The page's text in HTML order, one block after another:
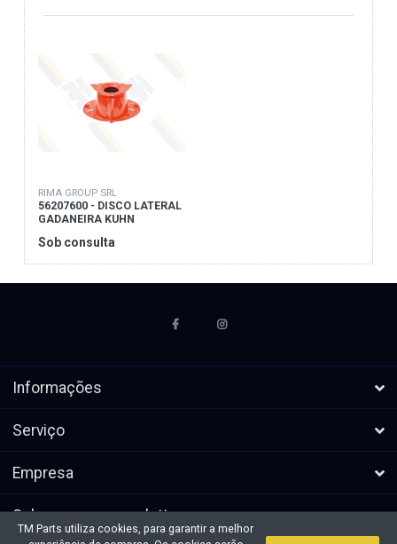
RIMA GROUP SRL
56207600 - DISCO LATERAL
GADANEIRA KUHN
Sob consulta
Informações
Serviço
Empresa
Subscrever a newsletters
TM Parts utiliza cookies, para garantir a melhor